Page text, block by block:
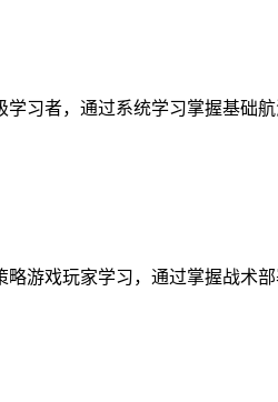
习者，通过系统学习掌握基础
游戏玩家学习，通过掌握战术